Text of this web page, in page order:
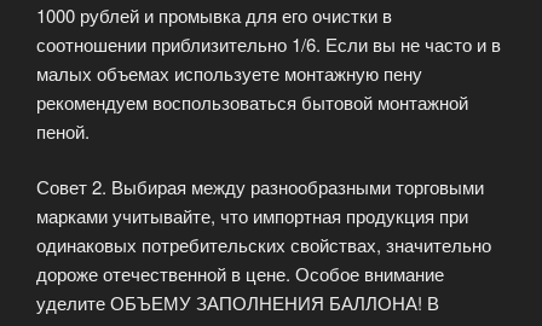
1000 рублей и промывка для его очистки в
соотношении приблизительно 1/6. Если вы не часто и в
малых объемах используете монтажную пену
рекомендуем воспользоваться бытовой монтажной
пеной.
Совет 2. Выбирая между разнообразными торговыми
марками учитывайте, что импортная продукция при
одинаковых потребительских свойствах, значительно
дороже отечественной в цене. Особое внимание
уделите ОБЪЕМУ ЗАПОЛНЕНИЯ БАЛЛОНА! В